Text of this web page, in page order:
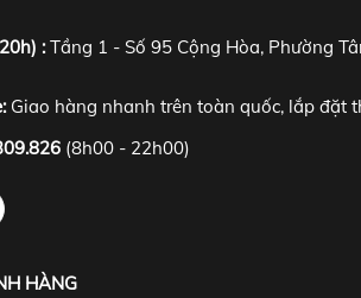
:Tầng 1 - Số 95 Cộng Hòa, Phường
Giao hàng nhanh trên toàn quốc, lắp đặt
(8h00 - 22h00)
HÀNG